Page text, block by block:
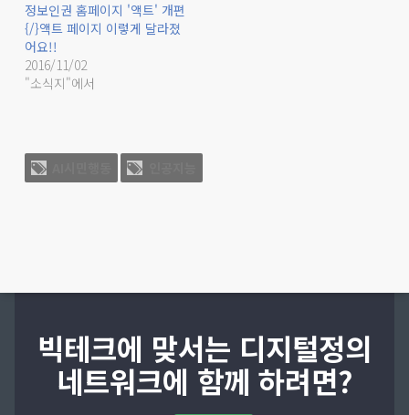
정보인권 홈페이지 '액트' 개편
{/}액트 페이지 이렇게 달라졌
어요!!
2016/11/02
"소식지"에서
빅테크에 맞서는 디지털정의
네트워크에 함께 하려면?